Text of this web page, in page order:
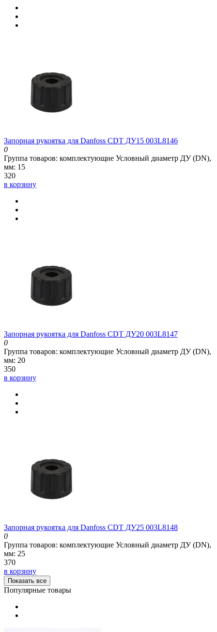
Запорная рукоятка для Danfoss CDT ДУ15 003L8146
0
Группа товаров: комплектующие Условный диаметр ДУ (DN),
мм: 15
320
в корзину
Запорная рукоятка для Danfoss CDT ДУ20 003L8147
0
Группа товаров: комплектующие Условный диаметр ДУ (DN),
мм: 20
350
в корзину
Запорная рукоятка для Danfoss CDT ДУ25 003L8148
0
Группа товаров: комплектующие Условный диаметр ДУ (DN),
мм: 25
370
в корзину
Показать все
Популярные товары